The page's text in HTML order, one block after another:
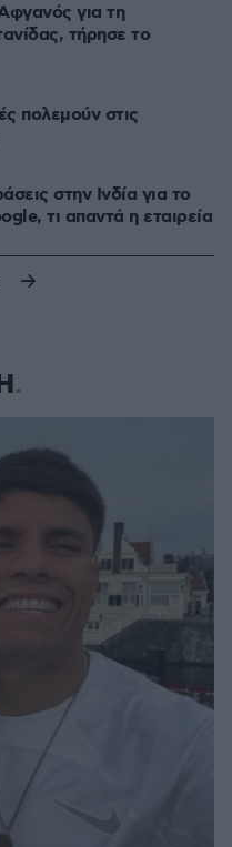
για τη
τήρησε το
πολεμούν στις
στην Ινδία για το
τι απαντά η εταιρεία